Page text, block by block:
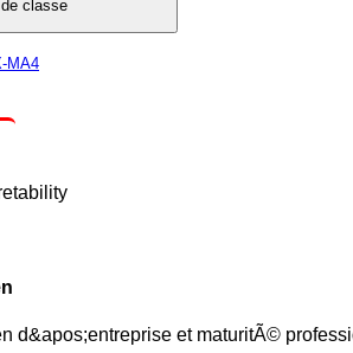
classe
MA4
d&apos;entreprise et maturitÃ©